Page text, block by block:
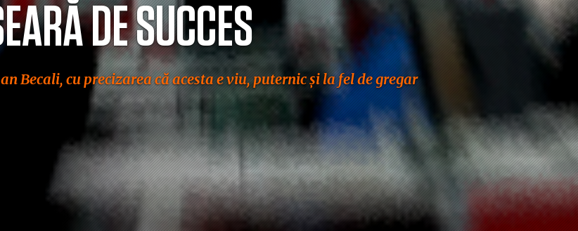
DE SUCCES
Becali, cu precizarea că acesta e viu, puternic şi la fel de gregar